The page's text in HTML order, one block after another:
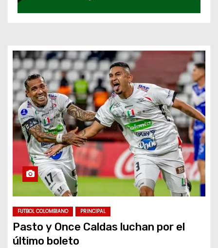
FUTBOL COLOMBIANO PRINCIPAL
Pasto y Once Caldas luchan por el
último boleto